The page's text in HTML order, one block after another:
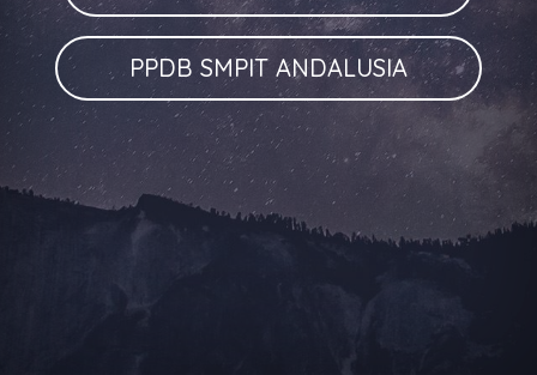
PPDB SMPIT ANDALUSIA